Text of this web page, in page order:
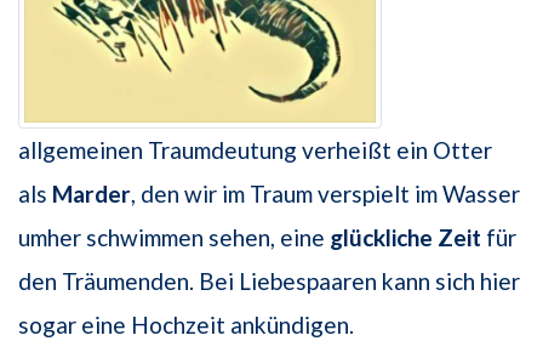
allgemeinen Traumdeutung verheißt ein Otter
als Marder, den wir im Traum verspielt im Wasser
umher schwimmen sehen, eine glückliche Zeit für
den Träumenden. Bei Liebespaaren kann sich hier
sogar eine Hochzeit ankündigen.